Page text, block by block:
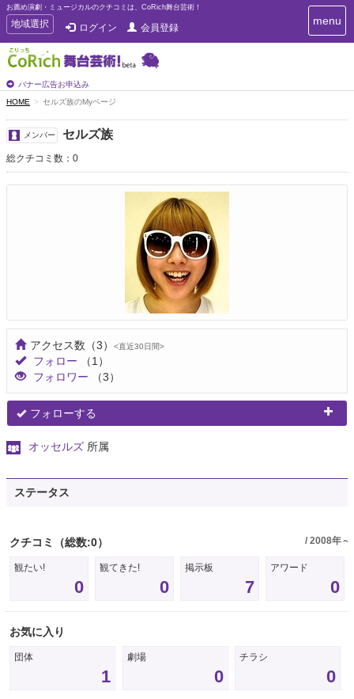
お薦め演劇・ミュージカルのクチコミは、CoRich舞台芸術！
T
o
g
g
e
n
a
v
i
g
a
t
地域選択 ログイン 会員登録
バナー広告お申込み
T
o
menu
HOME セルズ族のMyページ
メンバー セルズ族
総クチコミ数：0
アクセス数 （3） <直近30日間>
フォロー
（1）
フォロワー
（3）
フォローする
オッセルズ 所属
ステータス
クチコミ （総数:0） / 2008年～
観たい!
0
観てきた!
0
掲示板
7
アワード
0
お気に入り
団体
1
劇場
0
チラシ
0